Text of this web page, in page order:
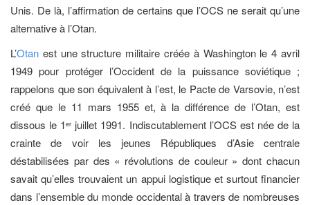
Unis. De là, l’affirmation de certains que l’OCS ne serait qu’une
alternative à l’Otan.
L’Otan est une structure militaire créée à Washington le 4 avril
1949 pour protéger l’Occident de la puissance soviétique ;
rappelons que son équivalent à l’est, le Pacte de Varsovie, n’est
créé que le 11 mars 1955 et, à la différence de l’Otan, est
dissous le 1er juillet 1991. Indiscutablement l’OCS est née de la
crainte de voir les jeunes Républiques d’Asie centrale
déstabilisées par des « révolutions de couleur » dont chacun
savait qu’elles trouvaient un appui logistique et surtout financier
dans l’ensemble du monde occidental à travers de nombreuses